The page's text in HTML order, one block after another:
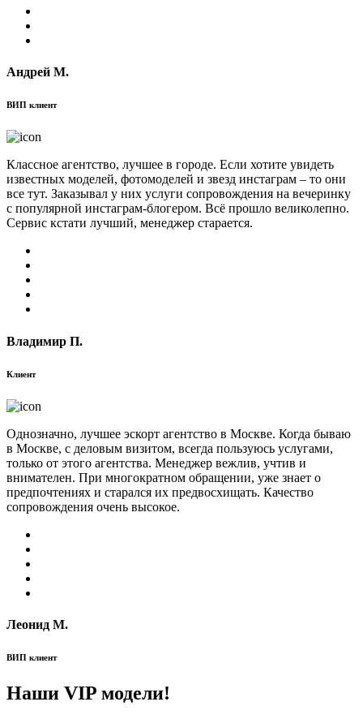
Андрей М.
ВИП клиент
Классное агентство, лучшее в городе. Если хотите увидеть
известных моделей, фотомоделей и звезд инстаграм – то они
все тут. Заказывал у них услуги сопровождения на вечеринку
с популярной инстаграм-блогером. Всё прошло великолепно.
Сервис кстати лучший, менеджер старается.
Владимир П.
Клиент
Однозначно, лучшее эскорт агентство в Москве. Когда бываю
в Москве, с деловым визитом, всегда пользуюсь услугами,
только от этого агентства. Менеджер вежлив, учтив и
внимателен. При многократном обращении, уже знает о
предпочтениях и старался их предвосхищать. Качество
сопровождения очень высокое.
Леонид М.
ВИП клиент
Наши VIP модели!